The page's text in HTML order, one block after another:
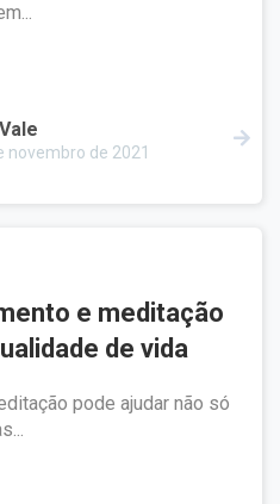
novembro de 2021
e meditação
de vida
pode ajudar não só